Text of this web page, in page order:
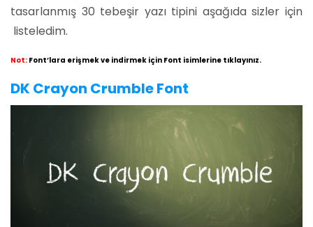
tasarlanmış 30 tebeşir yazı tipini aşağıda sizler için
listeledim.
Not: Font’lara erişmek ve indirmek için Font isimlerine tıklayınız.
DK Crayon Crumble Font